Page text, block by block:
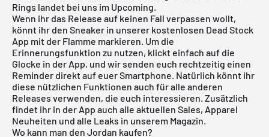
Rings landet bei uns im Upcoming.
Wenn ihr das Release auf keinen Fall verpassen wollt,
könnt ihr den Sneaker in unserer kostenlosen Dead Stock
App mit der Flamme markieren. Um die
Erinnerungsfunktion zu nutzen, klickt einfach auf die
Glocke in der App, und wir senden euch rechtzeitig einen
Reminder direkt auf euer Smartphone. Natürlich könnt ihr
diese nützlichen Funktionen auch für alle anderen
Releases verwenden, die euch interessieren. Zusätzlich
findet ihr in der App auch alle aktuellen Sales, Apparel
Neuheiten und alle Leaks in unserem Magazin.
Wo kann man den Jordan kaufen?